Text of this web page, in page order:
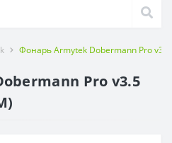
Фонарь Armytek Dobermann Pro v3.5
Pro v3.5